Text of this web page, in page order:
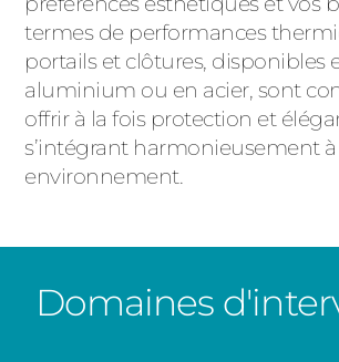
termes de performances
portails et clôtures, disponibles
aluminium ou en acier, sont
offrir à la fois protection et
s’intégrant harmonieusement
environnement.
Domaines